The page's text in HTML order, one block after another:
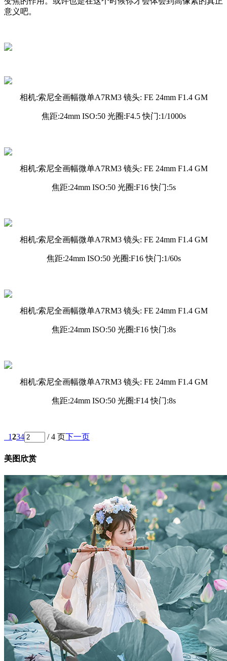
意义吧。
相机:索尼全画幅微单A7RM3 镜头: FE 24mm F1.4 GM
焦距:24mm ISO:50 光圈:F4.5 快门:1/1000s
相机:索尼全画幅微单A7RM3 镜头: FE 24mm F1.4 GM
焦距:24mm ISO:50 光圈:F16 快门:5s
相机:索尼全画幅微单A7RM3 镜头: FE 24mm F1.4 GM
焦距:24mm ISO:50 光圈:F16 快门:1/60s
相机:索尼全画幅微单A7RM3 镜头: FE 24mm F1.4 GM
焦距:24mm ISO:50 光圈:F16 快门:8s
相机:索尼全画幅微单A7RM3 镜头: FE 24mm F1.4 GM
焦距:24mm ISO:50 光圈:F14 快门:8s
1234 / 4 页下一页
美图欣赏